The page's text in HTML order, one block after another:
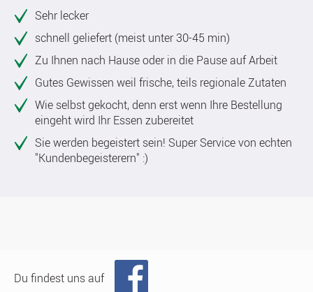
Sehr lecker
schnell geliefert (meist unter 30-45 min)
Zu Ihnen nach Hause oder in die Pause auf Arbeit
Gutes Gewissen weil frische, teils regionale Zutaten
Wie selbst gekocht, denn erst wenn Ihre Bestellung
eingeht wird Ihr Essen zubereitet
Sie werden begeistert sein! Super Service von echten
"Kundenbegeisterern" :)
Du findest uns auf